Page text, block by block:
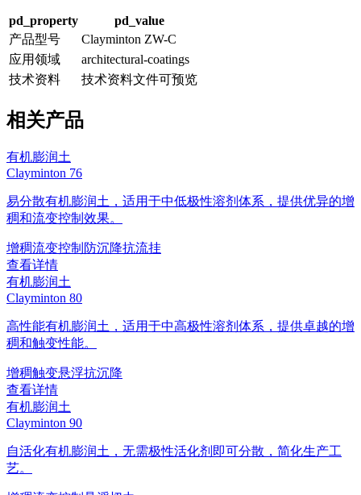
pd_property
pd_value
产品型号
Clayminton ZW-C
应用领域
architectural-coatings
技术资料
技术资料文件可预览
相关产品
有机膨润土
Clayminton 76
易分散有机膨润土，适用于中低极性溶剂体系，提供优异的增
稠和流变控制效果。
增稠流变控制 防沉降抗流挂
查看详情
有机膨润土
Clayminton 80
高性能有机膨润土，适用于中高极性溶剂体系，提供卓越的增
稠和触变性能。
增稠触变悬浮抗沉降
查看详情
有机膨润土
Clayminton 90
自活化有机膨润土，无需极性活化剂即可分散，简化生产工
艺。